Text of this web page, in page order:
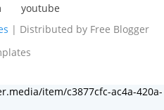
youtube
| Distributed by Free Blogger
item/c3877cfc-ac4a-420a-